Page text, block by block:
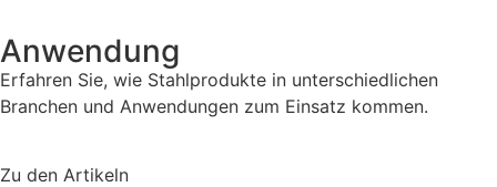
Anwendung
Erfahren Sie, wie Stahlprodukte in unterschiedlichen
Branchen und Anwendungen zum Einsatz kommen.
Zu den Artikeln